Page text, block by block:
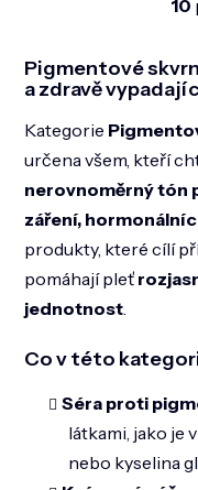
10
Pigmentové
a zdravě
Kategorie
určena všem, kteří
nerovnoměrný tón
záření,
produkty, které cílí
pomáhají pleť
jednotnost
Co v této
Séra proti
látkami, jako je
nebo kyselina